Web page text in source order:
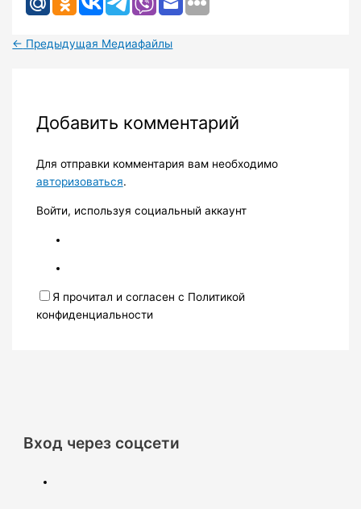
← Предыдущая Медиафайлы
Добавить комментарий
Для отправки комментария вам необходимо
авторизоваться.
Войти, используя социальный аккаунт
Я прочитал и согласен с Политикой
конфиденциальности
Вход через соцсети